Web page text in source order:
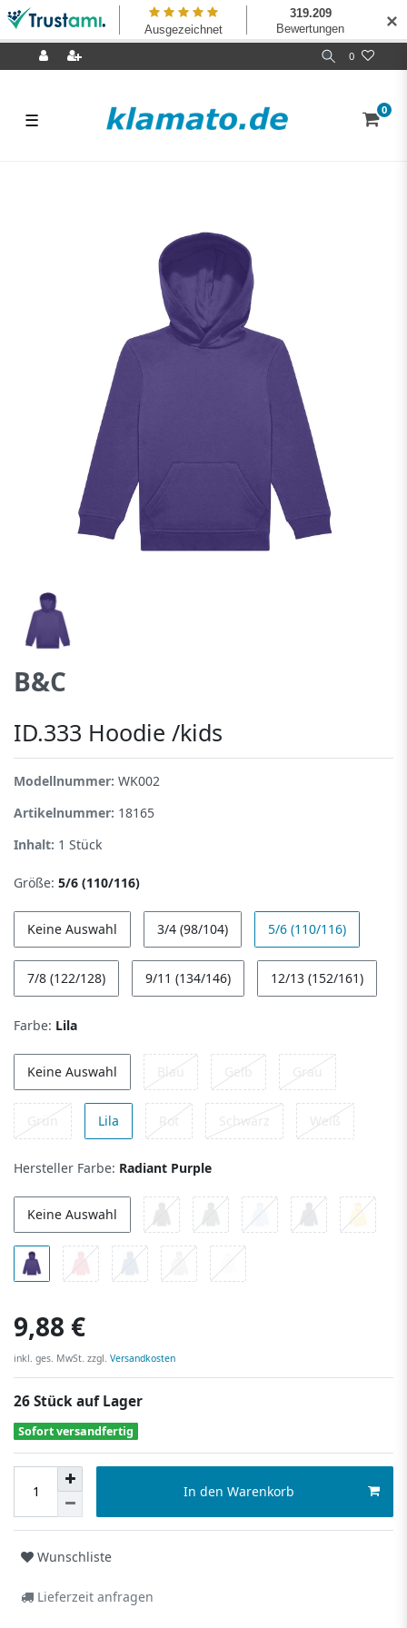
0
☰ 0
B&C
ID.333 Hoodie /kids
Modellnummer: WK002
Artikelnummer: 18165
Inhalt: 1 Stück
Größe: 5/6 (110/116)
Keine Auswahl 3/4 (98/104) 5/6 (110/116)
7/8 (122/128) 9/11 (134/146) 12/13 (152/161)
Farbe: Lila
Keine Auswahl Blau Gelb Grau
Grün Lila Rot Schwarz Weiß
Hersteller Farbe: Radiant Purple
Keine Auswahl
9,88 €
inkl. ges. MwSt. zzgl. Versandkosten
26 Stück auf Lager
Sofort versandfertig
In den Warenkorb
Wunschliste
Lieferzeit anfragen
✕